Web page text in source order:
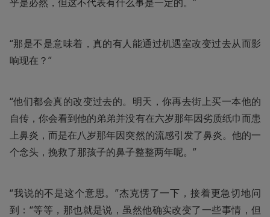
“那是不是意味着，真的有人能通过机遇室改变过去从而影
响现在？”
“他们都会真的改变过去的。明天，你再去街上买一本他的
自传，你会看到他的弟弟并没有在六岁那年因劣质纸巾而患
上鼻炎，而是在八岁那年因突然的流感引发了鼻炎。他的一
个念头，挽救了那孩子的鼻子整整两年呢。”
“我说的不是这个意思。”杰克愣了一下，接着更急切地问
到：“等等，那也就是说，虽然他确实改变了一些事情，但